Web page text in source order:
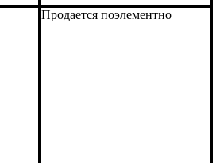
Продается поэлементно